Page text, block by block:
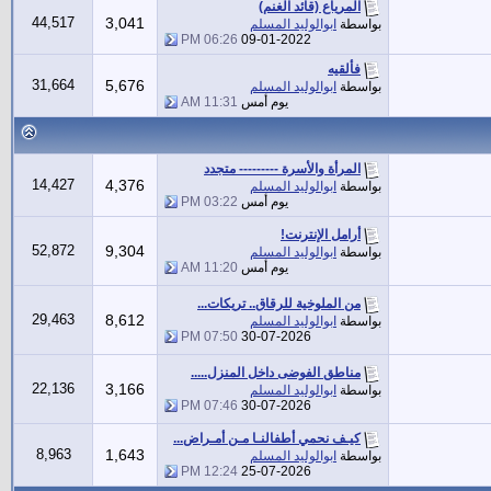
المرياع (قائد الغنم)
بواسطة ابوالوليد المسلم
09-01-2022
06:26 PM
3,041
44,517
فألقيه
بواسطة ابوالوليد المسلم
يوم أمس 11:31 AM
5,676
31,664
المرأة والأسرة --------- متجدد
بواسطة ابوالوليد المسلم
يوم أمس 03:22 PM
4,376
14,427
أرامل الإنترنت!
بواسطة ابوالوليد المسلم
يوم أمس 11:20 AM
9,304
52,872
من الملوخية للرقاق.. تريكات...
بواسطة ابوالوليد المسلم
30-07-2026
07:50 PM
8,612
29,463
مناطق الفوضى داخل المنزل.....
بواسطة ابوالوليد المسلم
30-07-2026
07:46 PM
3,166
22,136
كيـف نحمي أطفالنـا مـن أمـراض...
بواسطة ابوالوليد المسلم
25-07-2026
12:24 PM
1,643
8,963